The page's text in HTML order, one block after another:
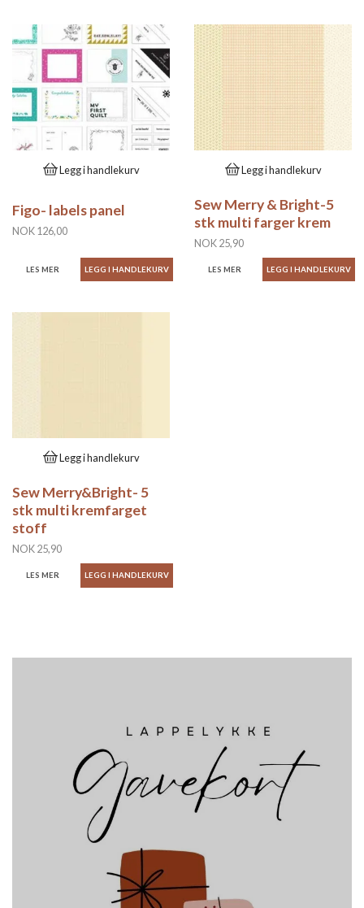
Legg i handlekurv
Figo- labels panel
NOK 126,00
LES MER
Legg i handlekurv
Sew Merry & Bright-5
stk multi farger krem
NOK 25,90
LES MER
Legg i handlekurv
Sew Merry&Bright- 5
stk multi kremfarget
stoff
NOK 25,90
LES MER